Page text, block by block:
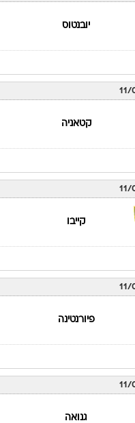
יובנטוס
11/
קטאניה
11/
קייבו
11/
פיורנטינה
11/
גנואה